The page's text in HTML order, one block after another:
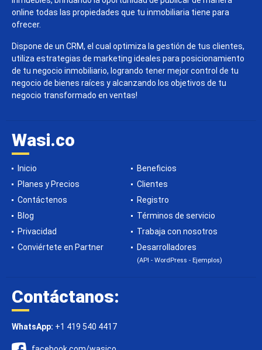
online todas las propiedades que tu inmobiliaria tiene para
ofrecer.
Dispone de un CRM, el cual optimiza la gestión de tus clientes,
utiliza estrategias de marketing ideales para posicionamiento
de tu negocio inmobiliario, logrando tener mejor control de tu
negocio de bienes raíces y alcanzando los objetivos de tu
negocio transformado en ventas!
Wasi.co
Inicio
Beneficios
Planes y Precios
Clientes
Contáctenos
Registro
Blog
Términos de servicio
Privacidad
Trabaja con nosotros
Conviértete en Partner
Desarrolladores
(API - WordPress - Ejemplos)
Contáctanos:
WhatsApp: +1 419 540 4417